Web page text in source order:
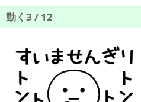
動く3 / 12